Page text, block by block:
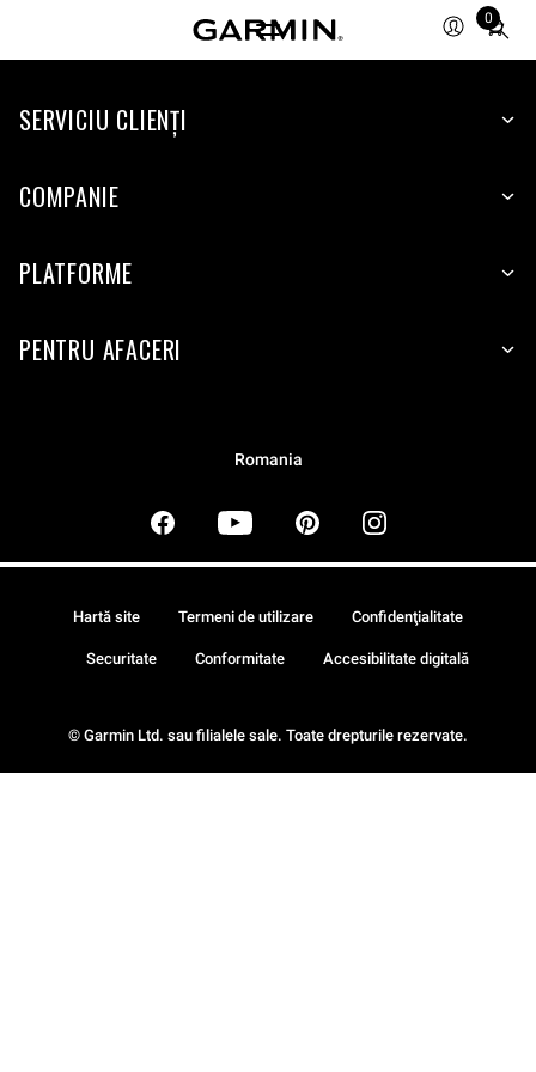
0
Total
items
cart:
SERVICIU CLIENŢI
COMPANIE
PLATFORME
PENTRU AFACERI
Romania
© Garmin Ltd. sau filialele sale. Toate drepturile rezervate.
Hartă site Termeni de utilizare Confidenţialitate
Securitate Conformitate Accesibilitate digitală